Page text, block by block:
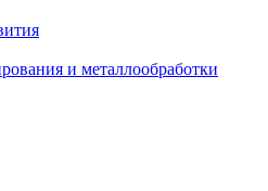
и металлообработки